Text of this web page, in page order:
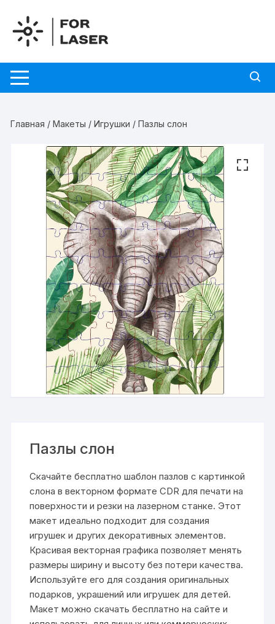
содержимому
Главная /Макеты /Игрушки / Пазлы слон
Пазлы слон
Скачайте бесплатно шаблон пазлов с картинкой
слона в векторном формате CDR для печати на
поверхности и резки на лазерном станке. Этот
макет идеально подходит для создания
игрушек и других декоративных элементов.
Красивая векторная графика позволяет менять
размеры ширину и высоту без потери качества.
Используйте его для создания оригинальных
подарков, украшений или игрушек для детей.
Макет можно скачать бесплатно на сайте и